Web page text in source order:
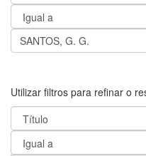
Utilizar filtros para refinar o